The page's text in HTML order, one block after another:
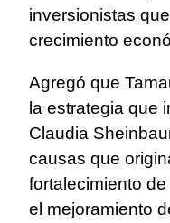
inversionistas
crecimiento
Agregó que
la estrategia que
Claudia
causas que
fortalecimiento
el mejoramiento